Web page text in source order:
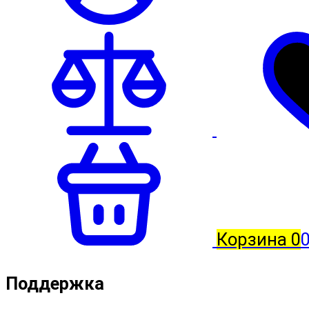
Корзина 0
Поддержка